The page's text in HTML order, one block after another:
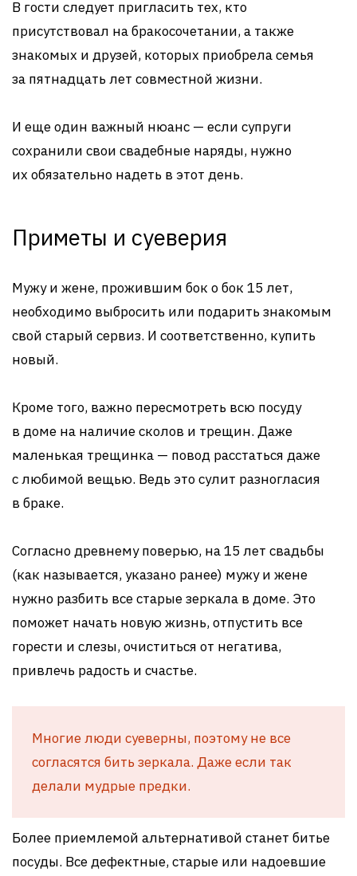
В гости следует пригласить тех, кто
присутствовал на бракосочетании, а также
знакомых и друзей, которых приобрела семья
за пятнадцать лет совместной жизни.
И еще один важный нюанс — если супруги
сохранили свои свадебные наряды, нужно
их обязательно надеть в этот день.
Приметы и суеверия
Мужу и жене, прожившим бок о бок 15 лет,
необходимо выбросить или подарить знакомым
свой старый сервиз. И соответственно, купить
новый.
Кроме того, важно пересмотреть всю посуду
в доме на наличие сколов и трещин. Даже
маленькая трещинка — повод расстаться даже
с любимой вещью. Ведь это сулит разногласия
в браке.
Согласно древнему поверью, на 15 лет свадьбы
(как называется, указано ранее) мужу и жене
нужно разбить все старые зеркала в доме. Это
поможет начать новую жизнь, отпустить все
горести и слезы, очиститься от негатива,
привлечь радость и счастье.
Многие люди суеверны, поэтому не все
согласятся бить зеркала. Даже если так
делали мудрые предки.
Более приемлемой альтернативой станет битье
посуды. Все дефектные, старые или надоевшие